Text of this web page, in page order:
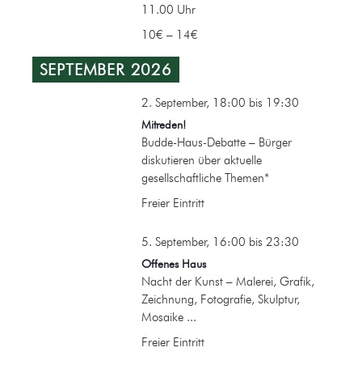
11.00 Uhr
10€ – 14€
SEPTEMBER 2026
Mitreden!
2. September, 18:00 bis 19:30
Budde-Haus-Debatte – Bürger
diskutieren über aktuelle
gesellschaftliche Themen*
Freier Eintritt
Offenes Haus
5. September, 16:00 bis23:30
Nacht der Kunst – Malerei, Grafik,
Zeichnung, Fotografie, Skulptur,
Mosaike ...
Freier Eintritt